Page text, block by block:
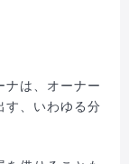
ナは、オーナー
す、いわゆる分